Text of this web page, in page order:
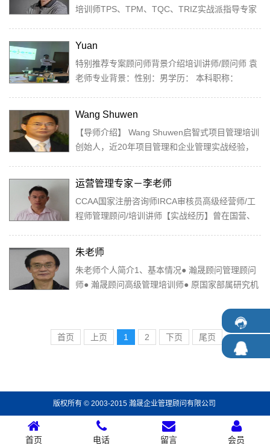
培训师TPS、TPM、TQC、TRIZ实战派指导专家
Yuan
特别推荐专案顾问师背景介绍培训讲师/顾问师 袁
老师专业背景：性别：男学历： 本科职称：
Wang Shuwen
【导师介绍】 Wang Shuwen启智式项目管理培训
创始人，近20年项目管理和企业管理实战经验，
运营管理专家－李老师
CCAA国家注册咨询师IRCA审核员高级经营师/工
程师管理顾问/培训讲师【实战经历】曾在国营、
朱老师
朱老师个人简介1、基本情况● 瀚晟顾问管理顾问
师● 瀚晟顾问高级管理培训师● 原国家部属研究机
首页 上页 1 2 下页 尾页
版权所有 © 2003-2015 瀚晟企业管理顾问有限公司
首页 电话 留言 会员